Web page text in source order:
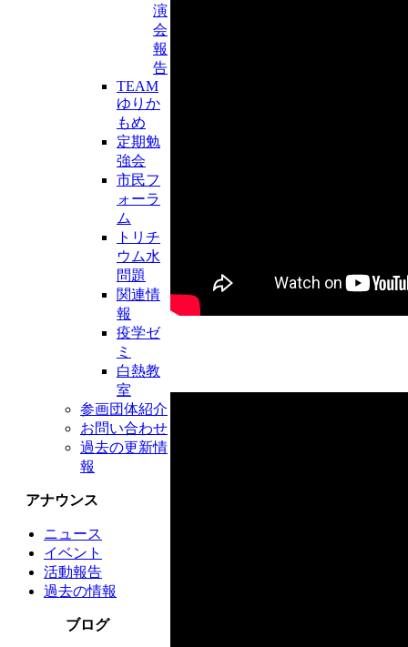
演
会
報
告
TEAM
ゆりか
もめ
定期勉
強会
市民フ
ォーラ
ム
トリチ
ウム水
問題
関連情
報
疫学ゼ
ミ
白熱教
室
参画団体紹介
お問い合わせ
過去の更新情
報
アナウンス
ニュース
イベント
活動報告
過去の情報
ブログ